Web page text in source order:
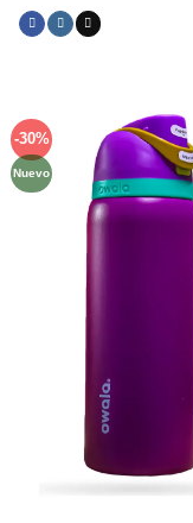
-30%
Nuevo